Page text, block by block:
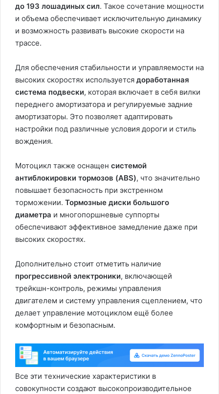
до 193 лошадиных сил. Такое сочетание мощности
и объема обеспечивает исключительную динамику
и возможность развивать высокие скорости на
трассе.
Для обеспечения стабильности и управляемости на
высоких скоростях используется доработанная
система подвески, которая включает в себя вилки
переднего амортизатора и регулируемые задние
амортизаторы. Это позволяет адаптировать
настройки под различные условия дороги и стиль
вождения.
Мотоцикл также оснащен системой
антиблокировки тормозов (ABS), что значительно
повышает безопасность при экстренном
торможении. Тормозные диски большого
диаметра и многопоршневые суппорты
обеспечивают эффективное замедление даже при
высоких скоростях.
Дополнительно стоит отметить наличие
прогрессивной электроники, включающей
трейкшн-контроль, режимы управления
двигателем и систему управления сцеплением, что
делает управление мотоциклом ещё более
комфортным и безопасным.
Все эти технические характеристики в
совокупности создают высокопроизводительное